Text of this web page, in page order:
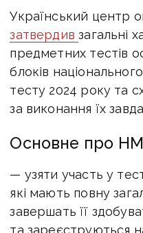
Український центр
затвердивзагальні
предметних тестів
блоків
тесту 2024 року та
за виконання їх
Основне про
— узяти участь у
які мають повну
завершать її
та зареєструються